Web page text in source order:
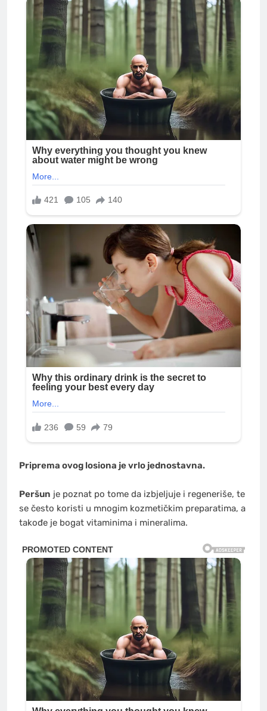
Priprema ovog losiona je vrlo jednostavna.
Peršun je poznat po tome da izbjeljuje i regeneriše, te
se često koristi u mnogim kozmetičkim preparatima, a
takođe je bogat vitaminima i mineralima.